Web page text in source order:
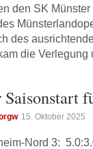
den SK
des
die
15. Oktober 2025
Nord 3: